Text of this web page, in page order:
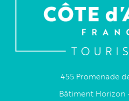
455 Promenade
Bâtiment Horizon